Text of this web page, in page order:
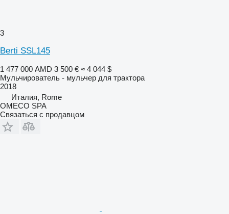
3
Berti SSL145
1 477 000 AMD 3 500 € ≈ 4 044 $
Мульчирователь - мульчер для трактора
2018
Италия, Rome
OMECO SPA
Связаться с продавцом